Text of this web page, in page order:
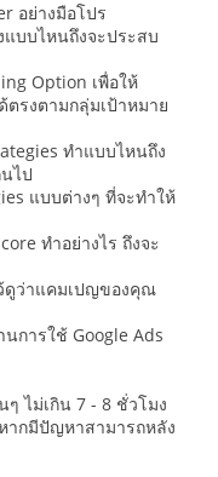
อย่างมือโปร
บบไหนถึงจะประสบ
Option เพื่อให้
ตรงตามกลุ่มเป้าหมาย
ทำแบบไหนถึง
ไป
แบบต่างๆ ที่จะทำให้
ทำอย่างไร ถึงจะ
ดูว่าแคมเปญของคุณ
การใช้ Google Ads
ไม่เกิน 7 - 8 ชั่วโมง
ากมีปัญหาสามารถหลัง